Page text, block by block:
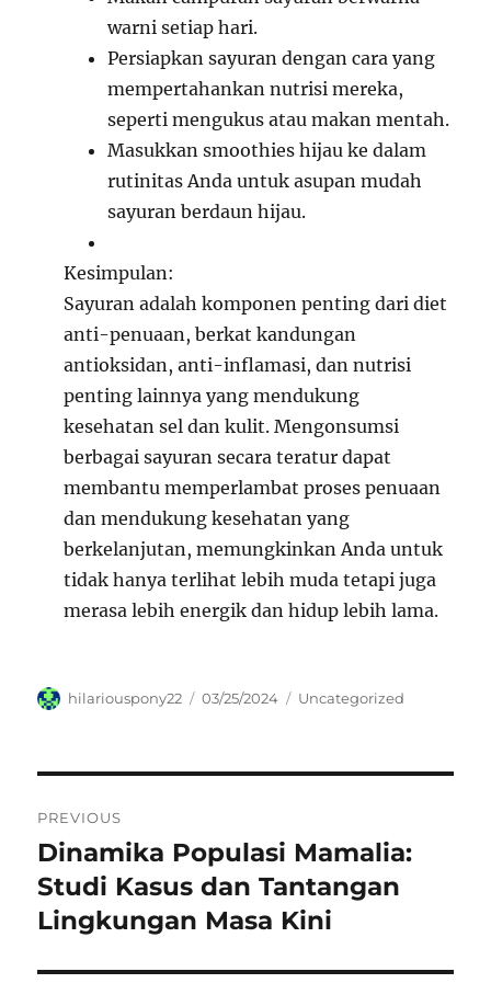
warni setiap hari.
Persiapkan sayuran dengan cara yang
mempertahankan nutrisi mereka,
seperti mengukus atau makan mentah.
Masukkan smoothies hijau ke dalam
rutinitas Anda untuk asupan mudah
sayuran berdaun hijau.
Kesimpulan:
Sayuran adalah komponen penting dari diet
anti-penuaan, berkat kandungan
antioksidan, anti-inflamasi, dan nutrisi
penting lainnya yang mendukung
kesehatan sel dan kulit. Mengonsumsi
berbagai sayuran secara teratur dapat
membantu memperlambat proses penuaan
dan mendukung kesehatan yang
berkelanjutan, memungkinkan Anda untuk
tidak hanya terlihat lebih muda tetapi juga
merasa lebih energik dan hidup lebih lama.
Author
hilariouspony22
Posted
03/25/2024 Categories
Uncategorized
pos
PREVIOUS
Previous
post:
Dinamika Populasi Mamalia:
Studi Kasus dan Tantangan
Lingkungan Masa Kini